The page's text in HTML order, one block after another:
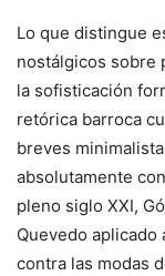
Lo que distingue
nostálgicos sobre
la sofisticación
retórica barroca
breves
absolutamente
pleno siglo XXI,
Quevedo aplicado
contra las modas